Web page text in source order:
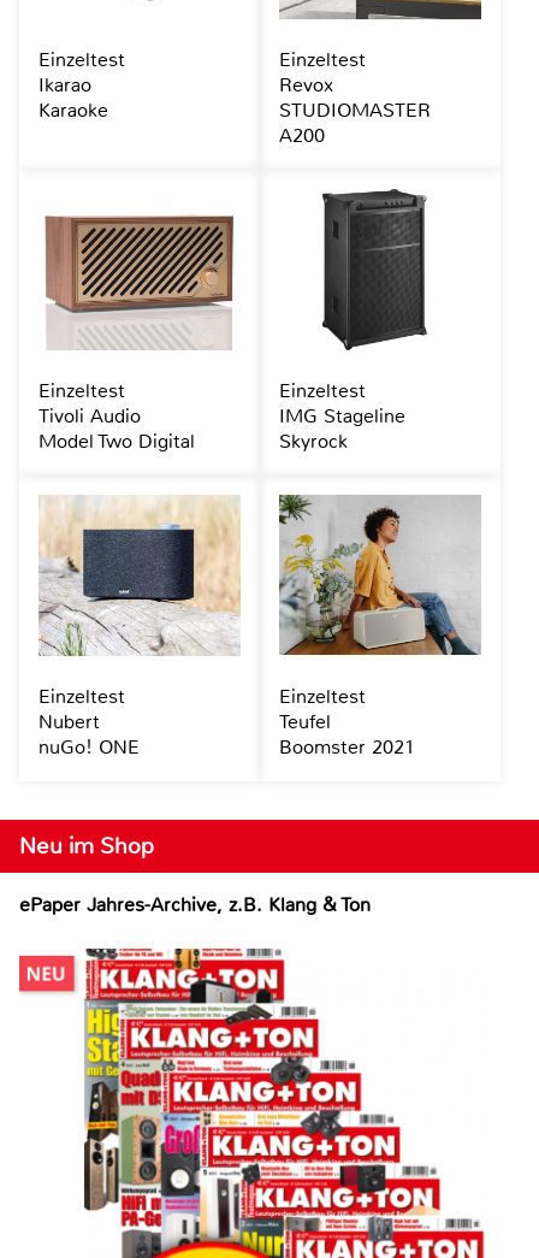
Neu im Shop
ePaper Jahres-Archive, z.B. Klang & Ton
Einzeltest
Ikarao
Karaoke
Einzeltest
Revox
STUDIOMASTER
A200
Einzeltest
Tivoli Audio
Model Two Digital
Einzeltest
IMG Stageline
Skyrock
Einzeltest
Nubert
nuGo! ONE
Einzeltest
Teufel
Boomster 2021